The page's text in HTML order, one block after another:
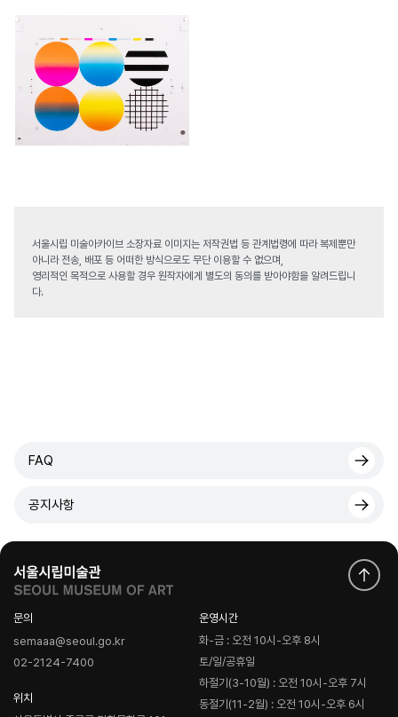
서울시립 미술아카이브 소장자료 이미지는 저작권법 등 관계법령에 따라 복제뿐만
아니라 전송, 배포 등 어떠한 방식으로도 무단 이용할 수 없으며,
영리적인 목적으로 사용할 경우 원작자에게 별도의 동의를 받아야함을 알려드립니
다.
FAQ
공지사항
문의
semaaa@seoul.go.kr
02-2124-7400
위치
운영시간
화-금 : 오전 10시-오후 8시
토/일/공휴일
하절기(3-10월) : 오전 10시-오후 7시
동절기(11-2월) : 오전 10시-오후 6시